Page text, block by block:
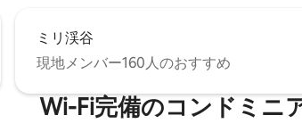
ミリ渓谷
現地メンバー160人のおすすめ
Wi-Fi完備のコンドミニ